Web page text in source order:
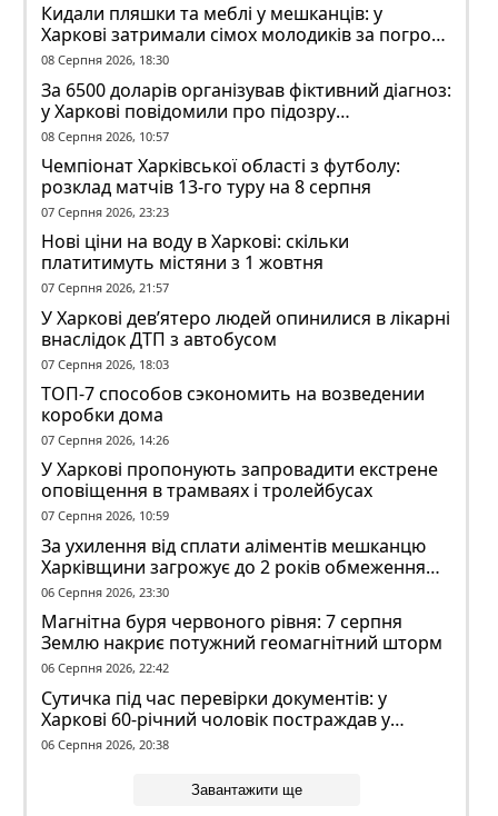
Кидали пляшки та меблі у мешканців: у
Харкові затримали сімох молодиків за погром
у гуртожитку
08 Серпня 2026, 18:30
За 6500 доларів організував фіктивний діагноз:
у Харкові повідомили про підозру
ексзавідувачу психлікарні
08 Серпня 2026, 10:57
Чемпіонат Харківської області з футболу:
розклад матчів 13-го туру на 8 серпня
07 Серпня 2026, 23:23
Нові ціни на воду в Харкові: скільки
платитимуть містяни з 1 жовтня
07 Серпня 2026, 21:57
У Харкові дев’ятеро людей опинилися в лікарні
внаслідок ДТП з автобусом
07 Серпня 2026, 18:03
ТОП-7 способов сэкономить на возведении
коробки дома
07 Серпня 2026, 14:26
У Харкові пропонують запровадити екстрене
оповіщення в трамваях і тролейбусах
07 Серпня 2026, 10:59
За ухилення від сплати аліментів мешканцю
Харківщини загрожує до 2 років обмеження
волі
06 Серпня 2026, 23:30
Магнітна буря червоного рівня: 7 серпня
Землю накриє потужний геомагнітний шторм
06 Серпня 2026, 22:42
Сутичка під час перевірки документів: у
Харкові 60-річний чоловік постраждав у
конфлікті з ТЦК
06 Серпня 2026, 20:38
Завантажити ще